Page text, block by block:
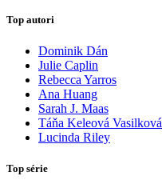
Top autori
Dominik Dán
Julie Caplin
Rebecca Yarros
Ana Huang
Sarah J. Maas
Táňa Keleová Vasilková
Lucinda Riley
Top série